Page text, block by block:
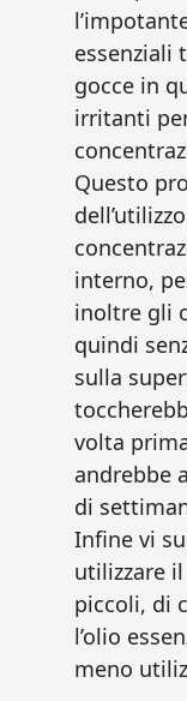
essenziali
gocce in
irritanti
Questo
interno,
inoltre gli
quindi
sulla
volta
andrebbe
di
Infine vi
utilizzare
piccoli, di
l’olio
meno